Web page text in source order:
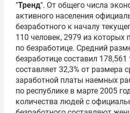
"Тренд". От общего числа
активного населения
безработного к началу
110 человек, 2979 из которых
по безработице. Средний
безработице составил
составляет 32,3% от размера
заработной платы наемных
по республике в марте 2005
количества людей с